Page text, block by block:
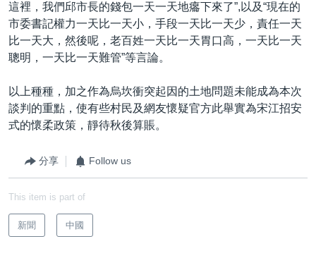
這裡，我們邱市長的錢包一天一天地癟下來了”,以及“現在的
市委書記權力一天比一天小，手段一天比一天少，責任一天
比一天大，然後呢，老百姓一天比一天胃口高，一天比一天
聰明，一天比一天難管”等言論。
以上種種，加之作為烏坎衝突起因的土地問題未能成為本次
談判的重點，使有些村民及網友懷疑官方此舉實為宋江招安
式的懷柔政策，靜待秋後算賬。
分享 Follow us
This item is part of
新聞 中國